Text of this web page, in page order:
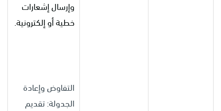
وإرسال إشعارات
خطية أو إلكترونية.
التفاوض وإعادة
الجدولة: تقديم